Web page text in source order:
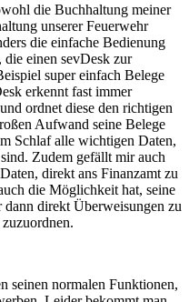
die Buchhaltung meiner
unserer Feuerwehr
die einfache Bedienung
die einen sevDesk zur
super einfach Belege
erkennt fast immer
ordnet diese den richtigen
Aufwand seine Belege
Schlaf alle wichtigen Daten,
Zudem gefällt mir auch
direkt ans Finanzamt zu
die Möglichkeit hat, seine
dann direkt Überweisungen zu
zuzuordnen.
seinen normalen Funktionen,